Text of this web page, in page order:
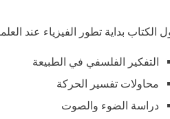
الكتاب بداية تطور الفيزياء عند
التفكير الفلسفي في الطبيعة
محاولات تفسير الحركة
دراسة الضوء والصوت